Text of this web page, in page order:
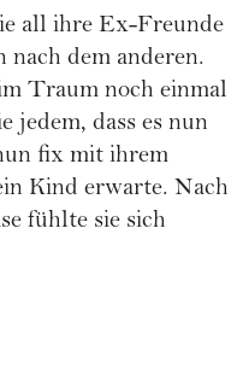
all ihre Ex-Freunde
dem anderen.
Traum noch einmal
jedem, dass es nun
fix mit ihrem
Kind erwarte. Nach
fühlte sie sich